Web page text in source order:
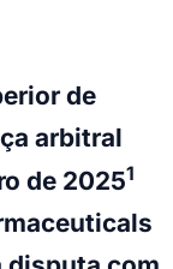
Placar em tempo
em Tempo Real
Portal Pet